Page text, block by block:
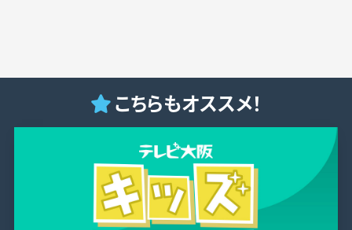
こちらもオススメ！